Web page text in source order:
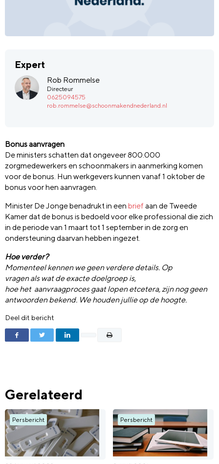
Expert
Rob Rommelse
Directeur
0625094575
rob.rommelse@schoonmakendnederland.nl
Bonus aanvragen
De ministers schatten dat ongeveer 800.000
zorgmedewerkers en schoonmakers in aanmerking komen
voor de bonus. Hun werkgevers kunnen vanaf 1 oktober de
bonus voor hen aanvragen.
Minister De Jonge benadrukt in een briefaan de Tweede
Kamer dat de bonus is bedoeld voor elke professional die zich
in de periode van 1 maart tot 1 september in de zorg en
ondersteuning daarvan hebben ingezet.
Hoe verder?
Momenteel kennen we geen verdere details. Op
vragenals wat de exacte doelgroep is,
hoehet aanvraagprocesgaat lopen etcetera, zijn noggeen
antwoordenbekend. We houden jullie op de hoogte.
Deel dit bericht
Gerelateerd
Persbericht Persbericht